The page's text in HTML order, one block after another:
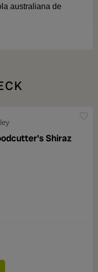
australiana de
Shiraz